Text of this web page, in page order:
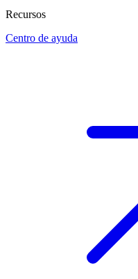
Recursos
Centro de ayuda